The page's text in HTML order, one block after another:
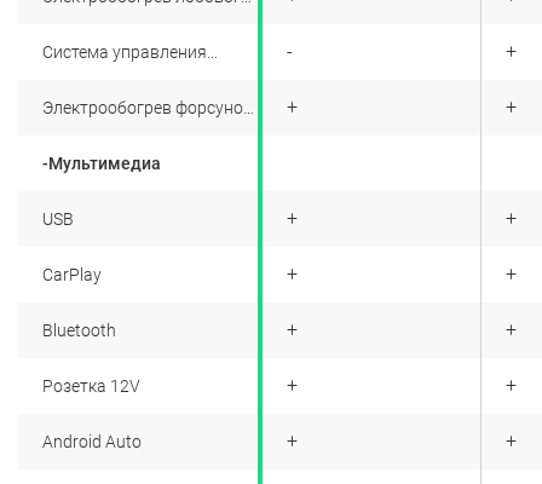
Система управления
Электрообогрев форсунок
-Мультимедиа
USB
CarPlay
Bluetooth
Розетка 12V
Android Auto
+
+
+
+
+
+
+
-
+
+
+
+
+
+
+
+
+
+
+
+
+